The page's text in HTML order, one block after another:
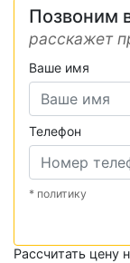
Позвоним
расскажет
Ваше имя
Телефон
* политику
Рассчитать цену